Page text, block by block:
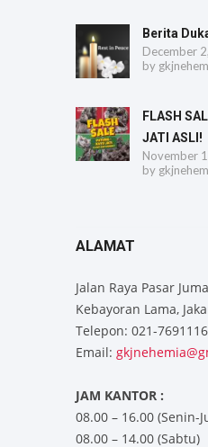
Berita
December
by
FLASH
JATI ASLI!
November
by
ALAMAT
Jalan Raya Pasar
Kebayoran Lama,
Telepon: 021-7691116
Email:
JAM KANTOR :
08.00 – 16.00 (Senin-
08.00 – 14.00 (Sabtu)